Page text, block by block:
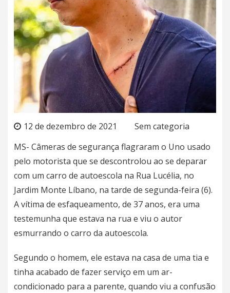
12 de dezembro de 2021
Sem categoria
MS- Câmeras de segurança flagraram o Uno usado
pelo motorista que se descontrolou ao se deparar
com um carro de autoescola na Rua Lucélia, no
Jardim Monte Líbano, na tarde de segunda-feira (6).
A vítima de esfaqueamento, de 37 anos, era uma
testemunha que estava na rua e viu o autor
esmurrando o carro da autoescola.
Segundo o homem, ele estava na casa de uma tia e
tinha acabado de fazer serviço em um ar-
condicionado para a parente, quando viu a confusão